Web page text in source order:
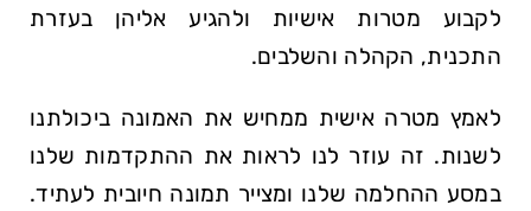
לקבוע מטרות אישיות ולהגיע אליהן בעזרת
התכנית, הקהלה והשלבים.
לאמץ מטרה אישית ממחיש את האמונה ביכולתנו
לשנות. זה עוזר לנו לראות את ההתקדמות שלנו
במסע ההחלמה שלנו ומצייר תמונה חיובית לעתיד.